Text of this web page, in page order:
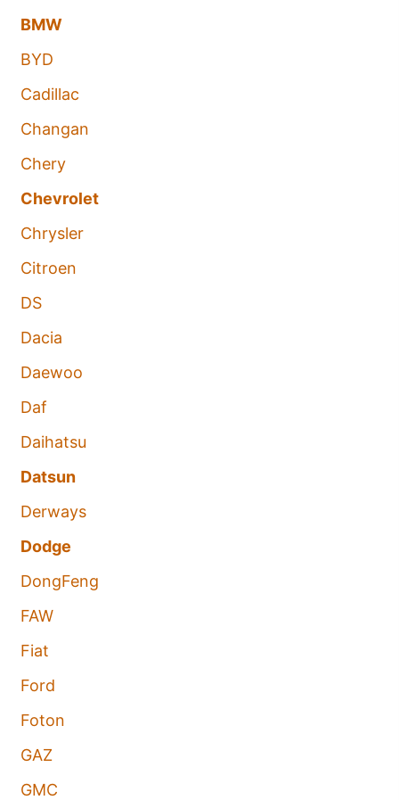
BMW
BYD
Cadillac
Changan
Chery
Chevrolet
Chrysler
Citroen
DS
Dacia
Daewoo
Daf
Daihatsu
Datsun
Derways
Dodge
DongFeng
FAW
Fiat
Ford
Foton
GAZ
GMC